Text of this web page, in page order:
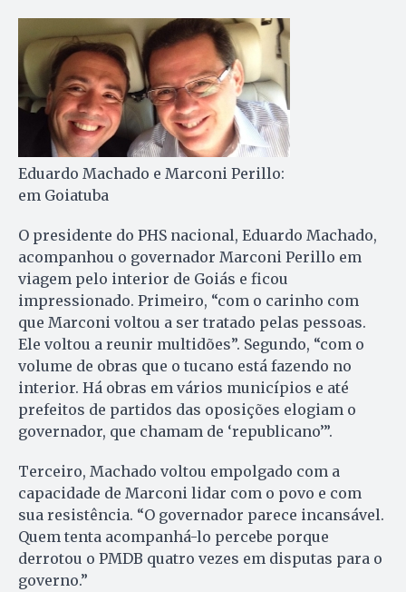
Eduardo Machado e Marconi Perillo:
em Goiatuba
O presidente do PHS nacional, Eduardo Machado,
acompanhou o governador Marconi Perillo em
viagem pelo interior de Goiás e ficou
impressionado. Primeiro, “com o carinho com
que Marconi voltou a ser tratado pelas pessoas.
Ele voltou a reunir multidões”. Segundo, “com o
volume de obras que o tucano está fazendo no
interior. Há obras em vários municípios e até
prefeitos de partidos das oposições elogiam o
governador, que chamam de ‘republicano’”.
Terceiro, Machado voltou em­polgado com a
capacidade de Marconi lidar com o povo e com
sua resistência. “O governador parece incansável.
Quem tenta acompanhá-lo percebe porque
derrotou o PMDB quatro vezes em disputas para o
governo.”